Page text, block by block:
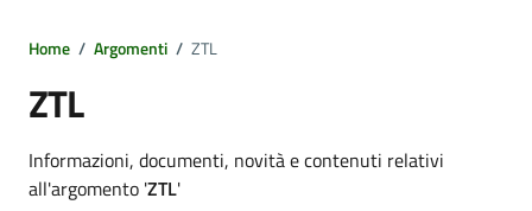
Home / Argomenti / ZTL
ZTL
Dettagli argomento
Informazioni, documenti, novità e contenuti relativi
all'argomento 'ZTL'